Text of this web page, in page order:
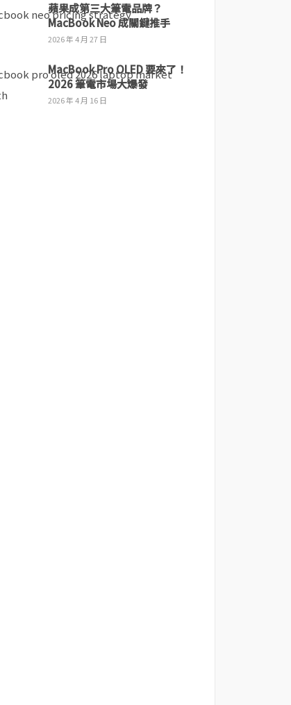
蘋果成第三大筆電品牌？
MacBook Neo 成關鍵推手
2026 年 4 月 27 日
MacBook Pro OLED 要來了！
2026 筆電市場大爆發
2026 年 4 月 16 日